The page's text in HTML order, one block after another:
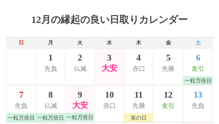
12月の縁起の良い日取りカレンダー
日 月 火 水 木 金 土
1
先負
2
仏滅
3
大安
4
赤口
5
先勝
6
友引
一粒万倍日
7
先負
一粒万倍日
8
仏滅
一粒万倍日
9
大安
一粒万倍日
10
赤口
11
先勝
寅の日
12
友引
13
先負